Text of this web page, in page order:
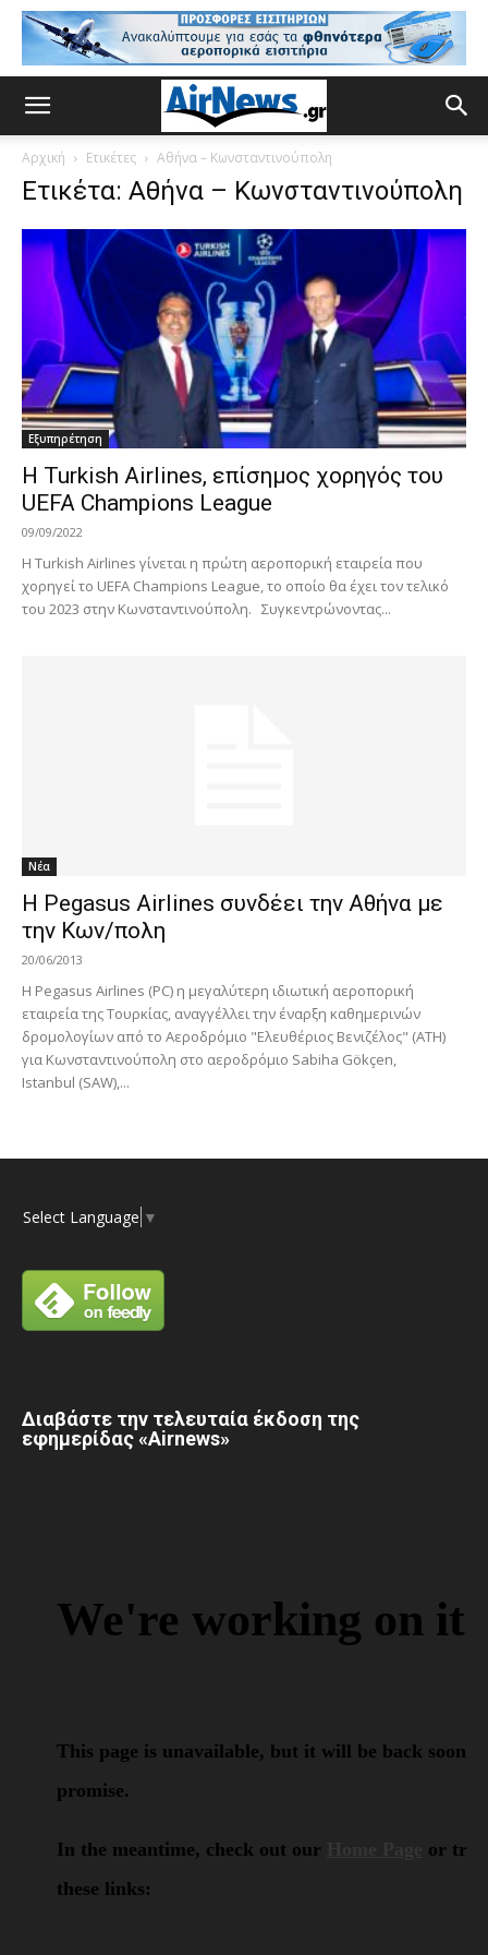
Αρχική Ετικέτες Αθήνα – Κωνσταντινούπολη
Ετικέτα: Αθήνα – Κωνσταντινούπολη
Εξυπηρέτηση
Η Turkish Airlines, επίσημος χορηγός του
UEFA Champions League
09/09/2022
Η Turkish Airlines γίνεται η πρώτη αεροπορική εταιρεία που
χορηγεί το UEFA Champions League, το οποίο θα έχει τον τελικό
του 2023 στην Κωνσταντινούπολη. Συγκεντρώνοντας...
Νέα
Η Pegasus Airlines συνδέει την Αθήνα με
την Κων/πολη
20/06/2013
Η Pegasus Airlines (PC) η μεγαλύτερη ιδιωτική αεροπορική
εταιρεία της Τουρκίας, αναγγέλλει την έναρξη καθημερινών
δρομολογίων από το Αεροδρόμιο "Ελευθέριος Βενιζέλος" (ATH)
για Κωνσταντινούπολη στο αεροδρόμιο Sabiha Gökçen,
Istanbul (SAW),...
Select Language ▼
Διαβάστε την τελευταία έκδοση της
εφημερίδας «Airnews»